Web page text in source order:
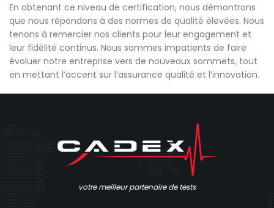
En obtenant ce niveau de certification, nous démontrons
que nous répondons à des normes de qualité élevées. Nous
tenons à remercier nos clients pour leur engagement et
leur fidélité continus. Nous sommes impatients de faire
évoluer notre entreprise vers de nouveaux sommets, tout
en mettant l’accent sur l’assurance qualité et l’innovation.
votre meilleur partenaire de tests